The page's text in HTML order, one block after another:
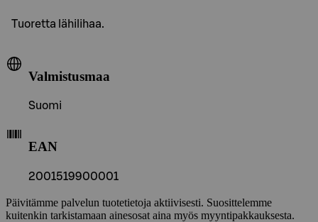
Tuoretta lähilihaa.
Valmistusmaa
Suomi
EAN
2001519900001
Päivitämme palvelun tuotetietoja aktiivisesti. Suosittelemme
kuitenkin tarkistamaan ainesosat aina myös myyntipakkauksesta.